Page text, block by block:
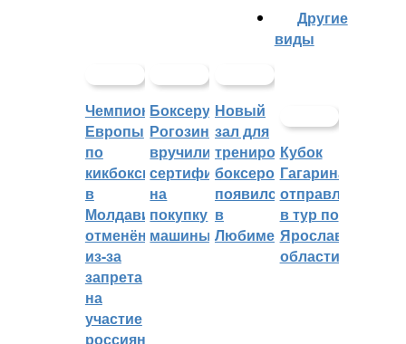
Чемпионат
Европы
по
кикбоксингу
в
Молдавии
отменён
из-за
запрета
на
участие
россиян
Боксеру
Рогозину
вручили
сертификат
на
покупку
машины
Новый
зал для
тренировок
боксеров
появился
в
Любиме
Другие
виды
Кубок
Гагарина
отправляется
в тур по
Ярославской
области